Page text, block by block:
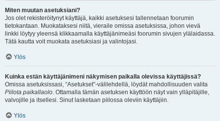
Miten muutan asetuksiani?
Jos olet rekisteröitynyt käyttäjä, kaikki asetuksesi tallennetaan foorumin
tietokantaan. Muokataksesi niitä, vieraile omissa asetuksissa, johon vievä
linkki löytyy yleensä klikkaamalla käyttäjänimeäsi foorumin sivujen ylälaidassa.
Tätä kautta voit muokata asetuksiasi ja valintojasi.
Ylös
Kuinka estän käyttäjänimeni näkymisen paikalla olevissa käyttäjissä?
Omissa asetuksissasi, “Asetukset”-välilehdellä, löydät mahdollisuuden valita
Piilota paikallaolo. Ottamalla tämän asetuksen käyttöön näyt vain ylläpitäjille,
valvojille ja itsellesi. Sinut lasketaan piilossa oleviin käyttäjiin.
Ylös